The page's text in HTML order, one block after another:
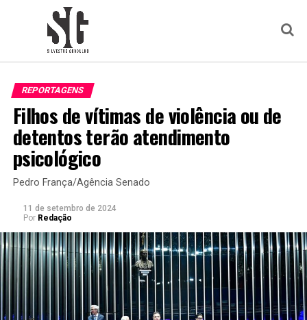
REPORTAGENS
Filhos de vítimas de violência ou de
detentos terão atendimento
psicológico
Pedro França/Agência Senado
11 de setembro de 2024
Por Redação